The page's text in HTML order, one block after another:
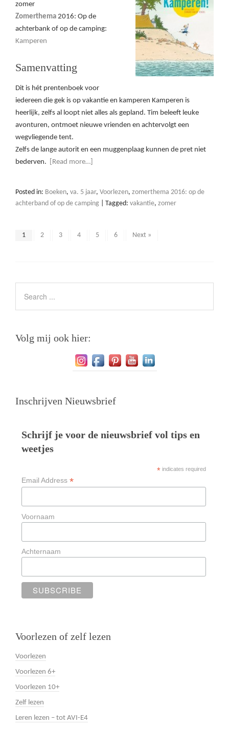
zomer
Zomerthema 2016: Op de
achterbank of op de camping:
Kamperen
Samenvatting
Dit is hét prentenboek voor
iedereen die gek is op vakantie en kamperen Kamperen is
heerlijk, zelfs al loopt niet alles als gepland. Tim beleeft leuke
avonturen, ontmoet nieuwe vrienden en achtervolgt een
wegvliegende tent.
Zelfs de lange autorit en een muggenplaag kunnen de pret niet
bederven.
[Read more…]
Posted in: Boeken, va. 5 jaar, Voorlezen, zomerthema 2016: op de
achterband of op de camping
Tagged: vakantie, zomer
1 2 3 4 5 6 Next »
Volg mij ook hier:
Inschrijven Nieuwsbrief
Schrijf je voor de nieuwsbrief vol tips en
weetjes
*indicates required
Email Address *
Voornaam
Achternaam
Voorlezen of zelf lezen
Voorlezen
Voorlezen 6+
Voorlezen 10+
Zelf lezen
Leren lezen – tot AVI-E4